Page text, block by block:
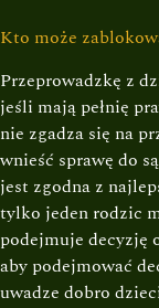
Kto może
Przeprowadzkę z
jeśli mają pełnię
nie zgadza się na
wnieść sprawę do
jest zgodna z
tylko jeden rodzic
podejmuje decyzję
aby podejmować
uwadze dobro